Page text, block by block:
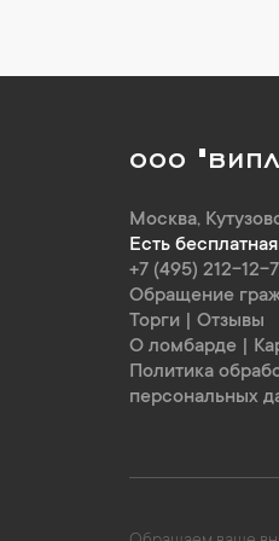
ООО
Москва,
Есть
+7 (495) 212-12-
Обращение
Торги
Отзывы
О ломбарде
Политика
персональных